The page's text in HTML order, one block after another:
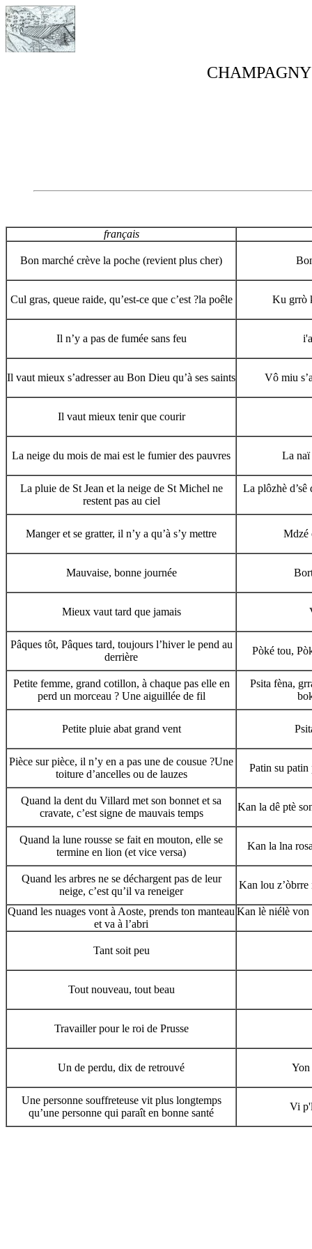
français
Bon marché crève la poche (revient plus cher)
Cul gras, queue raide, qu’est-ce que c’est ?la poêle Ku grrò
Il n’y a pas de fumée sans feu
Il vaut mieux s’adresser au Bon Dieu qu’à ses saints Vô miu
Il vaut mieux tenir que courir
La neige du mois de mai est le fumier des pauvres La naï
La pluie de St Jean et la neige de St Michel ne
restent pas au ciel
La plôzhè d’sê
Manger et se gratter, il n’y a qu’à s’y mettre Mdzé
Mauvaise, bonne journée
Mieux vaut tard que jamais
Pâques tôt, Pâques tard, toujours l’hiver le pend au
derrière
Pòké tou,
Petite femme, grand cotillon, à chaque pas elle en
perd un morceau ? Une aiguillée de fil
Psita fèna,
Petite pluie abat grand vent
Pièce sur pièce, il n’y en a pas une de cousue ?Une
toiture d’ancelles ou de lauzes
Patin su patin
Quand la dent du Villard met son bonnet et sa
cravate, c’est signe de mauvais temps
Kan la dê ptè
Quand la lune rousse se fait en mouton, elle se
termine en lion (et vice versa)
Kan la lna
Quand les arbres ne se déchargent pas de leur
neige, c’est qu’il va reneiger
Kan lou z’òbrre
Quand les nuages vont à Aoste, prends ton manteau
et va à l’abri
Kan lè niélè von
Tant soit peu
Tout nouveau, tout beau
Travailler pour le roi de Prusse
Un de perdu, dix de retrouvé Yon
Une personne souffreteuse vit plus longtemps
qu’une personne qui paraît en bonne santé
Vi